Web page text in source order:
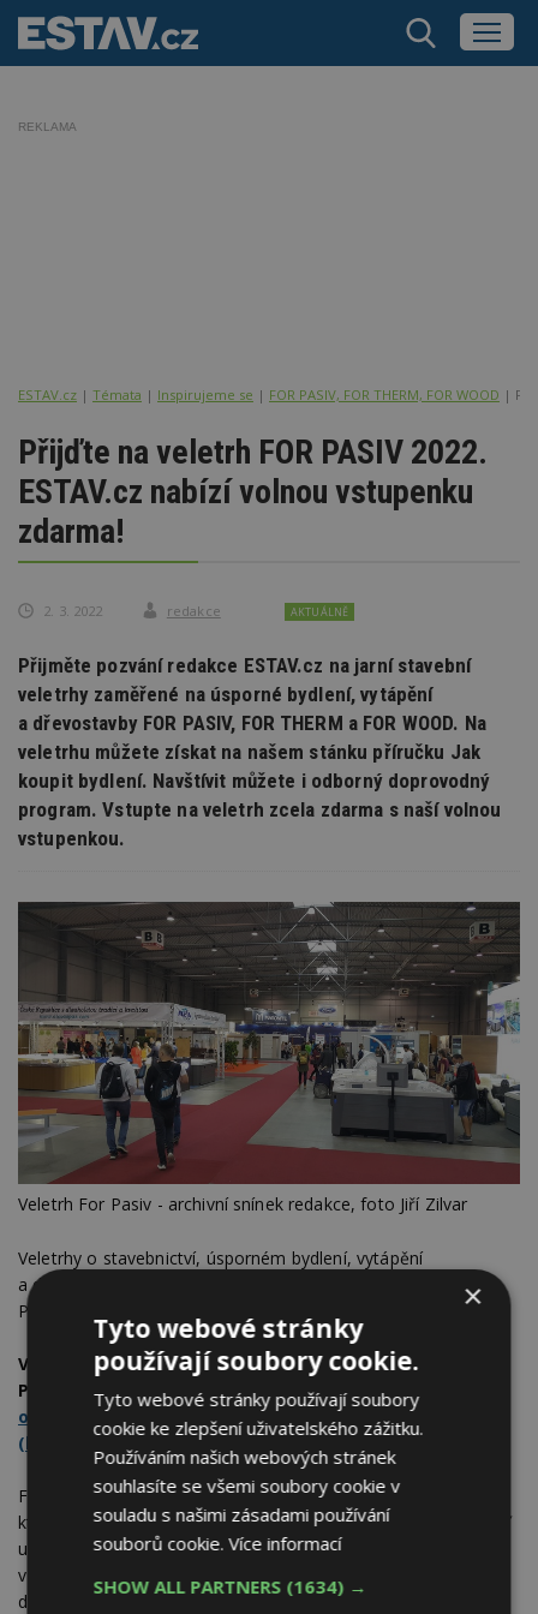
REKLAMA
ESTAV.cz Témata Inspirujeme se FOR PASIV, FOR THERM, FOR WOOD
Přijďte na veletrh FOR PASIV 2022.
ESTAV.cz nabízí volnou vstupenku
zdarma!
2. 3. 2022 redakce AKTUÁLNĚ
Přijměte pozvání redakce ESTAV.cz na jarní stavební
veletrhy zaměřené na úsporné bydlení, vytápění
a dřevostavby FOR PASIV, FOR THERM a FOR WOOD. Na
veletrhu můžete získat na našem stánku příručku Jak
koupit bydlení. Navštívit můžete i odborný doprovodný
program. Vstupte na veletrh zcela zdarma s naší volnou
vstupenkou.
Veletrh For Pasiv - archivní snínek redakce, foto Jiří Zilvar
Veletrhy o stavebnictví, úsporném bydlení, vytápění
a dřevostavbách. Výstavy se konají na výstavišti PVA Expo
Praha v Letňanech ve dnech
Volnou vstupenku na současně probíhající veletrhy FOR
PASIV, FOR WOOD, FOR THERM a Střechy Praha,
od redakce ESTAV.cz získáte na tomto odkazu
(kapacita vstupenek je omezena).
FOR PASIV je určen všem specialistům, odborníkům a těm,
kteří se zajímají o nízkoenergetické, pasivní a nulové domy, ať
už jsou to mladí perspektivní lidé, kteří řeší úspory energie
v novém bydlení či starší generace, která si chce dopřát ještě
dostatek výhod a pohodlí svého stávajícího domova.
×
Tyto webové stránky
používají soubory cookie.
Tyto webové stránky používají soubory
cookie ke zlepšení uživatelského zážitku.
Používáním našich webových stránek
souhlasíte se všemi soubory cookie v
souladu s našimi zásadami používání
souborů cookie.Více informací
SHOW ALL PARTNERS (1634) →